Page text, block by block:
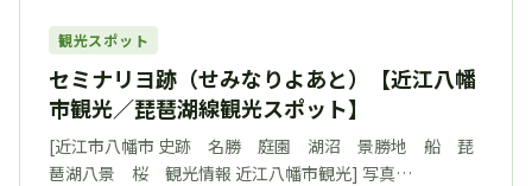
観光スポット
セミナリヨ跡（せみなりよあと）【近江八幡
市観光／琵琶湖線観光スポット】
[近江市八幡市 史跡 名勝 庭園 湖沼 景勝地 船 琵
琶湖八景 桜 観光情報 近江八幡市観光] 写真…